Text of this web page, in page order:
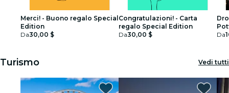
Merci! - Buono regalo Special
Edition
Da30,00 $
Congratulazioni! - Carta
regalo Special Edition
Da30,00 $ Da
Turismo Vedi tutti